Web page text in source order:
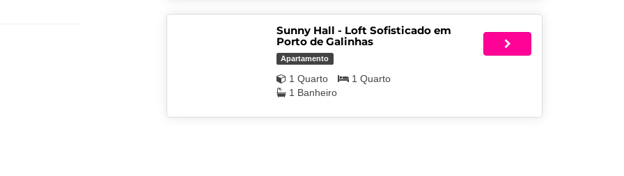
Sunny Hall - Loft Sofisticado em
Porto de Galinhas
Apartamento
1 Quarto
1 Quarto
1 Banheiro